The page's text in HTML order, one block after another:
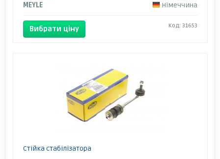
MEYLE
Німеччина
Вибрати ціну Код: 31653
Стійка стабілізатора